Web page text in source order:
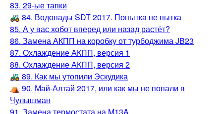
83. 29-ые тапки
🚜 84. Водопады SDT 2017. Попытка не пытка
85. А у вас хобот вперед или назад растёт?
86. Замена АКПП на коробку от турбоджима JB23
87. Охлаждение АКПП, версия 1
88. Охлаждение АКПП, версия 2
🚜 89. Как мы утопили Эскудика
⛺️ 90. Май-Алтай 2017, или как мы не попали в
Чулышман